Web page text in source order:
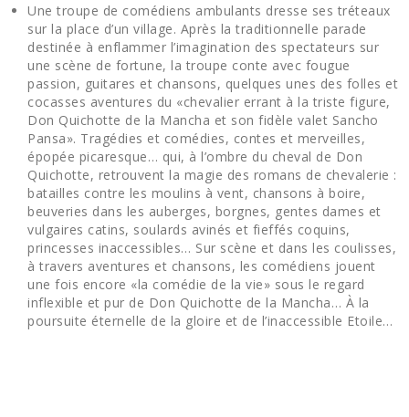
Une troupe de comédiens ambulants dresse ses tréteaux
sur la place d’un village. Après la traditionnelle parade
destinée à enflammer l’imagination des spectateurs sur
une scène de fortune, la troupe conte avec fougue
passion, guitares et chansons, quelques unes des folles et
cocasses aventures du «chevalier errant à la triste figure,
Don Quichotte de la Mancha et son fidèle valet Sancho
Pansa». Tragédies et comédies, contes et merveilles,
épopée picaresque… qui, à l’ombre du cheval de Don
Quichotte, retrouvent la magie des romans de chevalerie :
batailles contre les moulins à vent, chansons à boire,
beuveries dans les auberges, borgnes, gentes dames et
vulgaires catins, soulards avinés et fieffés coquins,
princesses inaccessibles… Sur scène et dans les coulisses,
à travers aventures et chansons, les comédiens jouent
une fois encore «la comédie de la vie» sous le regard
inflexible et pur de Don Quichotte de la Mancha… À la
poursuite éternelle de la gloire et de l’inaccessible Etoile…